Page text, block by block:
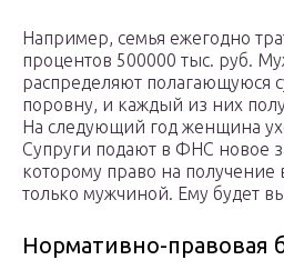
Например, семья ежегодно
процентов 500000 тыс. руб.
распределяют полагающуюся
поровну, и каждый из них
На следующий год женщина
Супруги подают в ФНС новое
которому право на получение
только мужчиной. Ему будет
Нормативно-правовая